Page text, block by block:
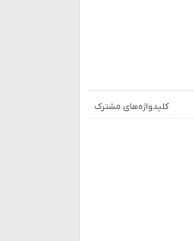
کلیدواژه‌های مشترک